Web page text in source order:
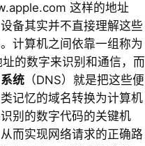
这样的地址
备其实并不直接理解这些
计算机之间依靠一组称为
址的数字来识别和通信，而
统（DNS）就是把这些便
记忆的域名转换为计算机
别的数字代码的关键机
而实现网络请求的正确路